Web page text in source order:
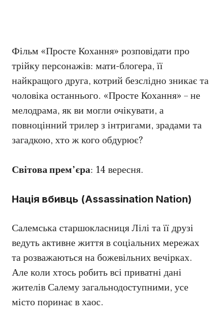
Фільм «Просте Кохання» розповідати про
трійку персонажів: мати-блогера, її
найкращого друга, котрий безслідно зникає та
чоловіка останнього. «Просте Кохання» – не
мелодрама, як ви могли очікувати, а
повноцінний трилер з інтригами, зрадами та
загадкою, хто ж кого обдурює?
Світова прем’єра: 14 вересня.
Нація вбивць (Assassination Nation)
Салемська старшокласниця Лілі та її друзі
ведуть активне життя в соціальних мережах
та розважаються на божевільних вечірках.
Але коли хтось робить всі приватні дані
жителів Салему загальнодоступними, усе
місто поринає в хаос.